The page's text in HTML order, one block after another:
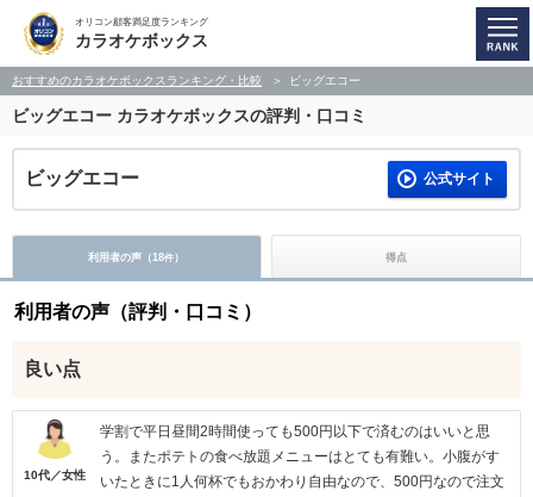
オリコン顧客満足度ランキング
カラオケボックス
おすすめのカラオケボックスランキング・比較 ビッグエコー
ビッグエコー カラオケボックスの評判・口コミ
ビッグエコー 公式サイト
利用者の声（18件） 得点
利用者の声（評判・口コミ）
良い点
10代／女性
学割で平日昼間2時間使っても500円以下で済むのはいいと思
う。またポテトの食べ放題メニューはとても有難い。小腹がす
いたときに1人何杯でもおかわり自由なので、500円なので注文